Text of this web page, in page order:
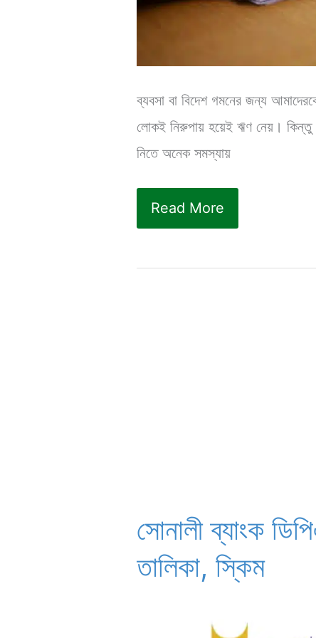
ব্যবসা বা বিদেশ গমনের জন্য
লোকই নিরুপায় হয়েই ঋণ নেয়। কিন্তু
নিতে অনেক সমস্যায়
বিনা
জামানতে
Read More
সোনালী ব্যাংক
তালিকা, স্কিম